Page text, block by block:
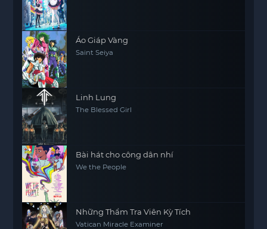
Áo Giáp Vàng
Saint Seiya
Linh Lung
The Blessed Girl
Bài hát cho công dân nhí
We the People
Những Thẩm Tra Viên Kỳ Tích
Vatican Miracle Examiner